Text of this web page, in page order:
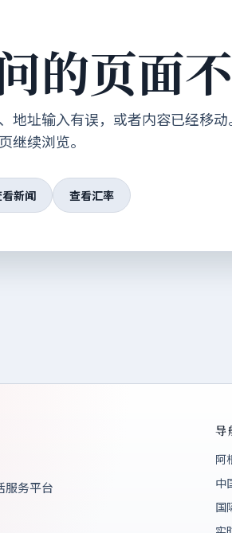
的页面
地址输入有误，或者内容已经移
继续浏览。
新闻 查看汇率
服务平台
导
阿
中
国